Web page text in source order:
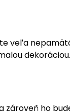
veľa
dekoráciou.
ho